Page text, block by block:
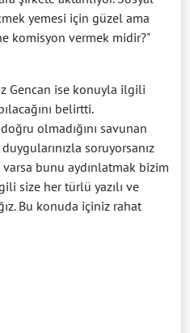
yemesi için güzel ama
komisyon vermek midir?"
Gencan ise konuyla ilgili
belirtti.
olmadığını savunan
soruyorsanız
bunu aydınlatmak bizim
size her türlü yazılı ve
Bu konuda içiniz rahat